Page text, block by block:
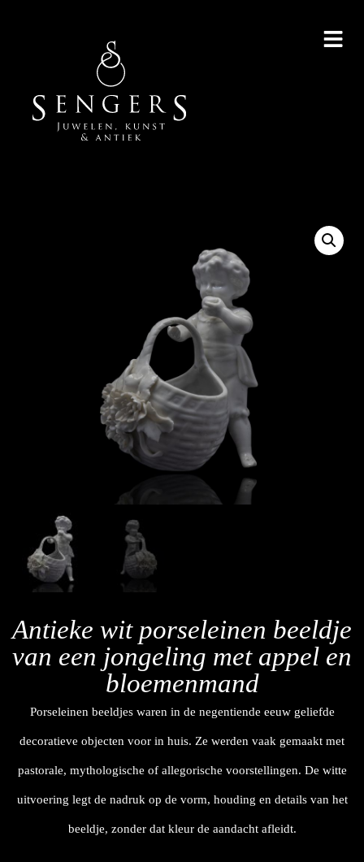
Antieke wit porseleinen beeldje
van een jongeling met appel en
bloemenmand
Porseleinen beeldjes waren in de negentiende eeuw geliefde
decoratieve objecten voor in huis. Ze werden vaak gemaakt met
pastorale, mythologische of allegorische voorstellingen. De witte
uitvoering legt de nadruk op de vorm, houding en details van het
beeldje, zonder dat kleur de aandacht afleidt.